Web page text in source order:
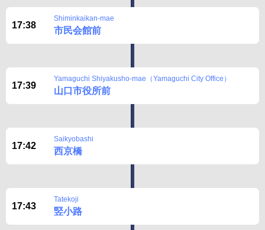
17:38
Shiminkaikan-mae
市民会館前
17:39
Yamaguchi Shiyakusho-mae（Yamaguchi City Office）
山口市役所前
17:42
Saikyobashi
西京橋
17:43
Tatekoji
竪小路